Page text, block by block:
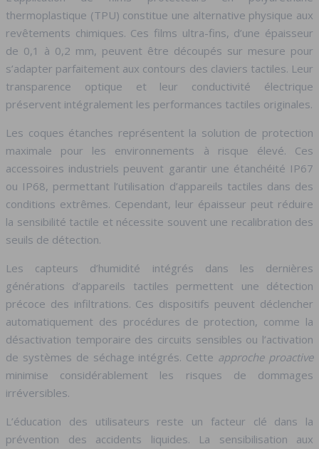
thermoplastique (TPU) constitue une alternative physique aux
revêtements chimiques. Ces films ultra-fins, d’une épaisseur
de 0,1 à 0,2 mm, peuvent être découpés sur mesure pour
s’adapter parfaitement aux contours des claviers tactiles. Leur
transparence optique et leur conductivité électrique
préservent intégralement les performances tactiles originales.
Les coques étanches représentent la solution de protection
maximale pour les environnements à risque élevé. Ces
accessoires industriels peuvent garantir une étanchéité IP67
ou IP68, permettant l’utilisation d’appareils tactiles dans des
conditions extrêmes. Cependant, leur épaisseur peut réduire
la sensibilité tactile et nécessite souvent une recalibration des
seuils de détection.
Les capteurs d’humidité intégrés dans les dernières
générations d’appareils tactiles permettent une détection
précoce des infiltrations. Ces dispositifs peuvent déclencher
automatiquement des procédures de protection, comme la
désactivation temporaire des circuits sensibles ou l’activation
de systèmes de séchage intégrés. Cette approche proactive
minimise considérablement les risques de dommages
irréversibles.
L’éducation des utilisateurs reste un facteur clé dans la
prévention des accidents liquides. La sensibilisation aux